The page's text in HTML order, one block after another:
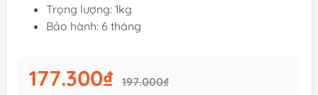
Trọng lượng: 1kg
Bảo hành: 6 tháng
177.300₫ 197.000₫